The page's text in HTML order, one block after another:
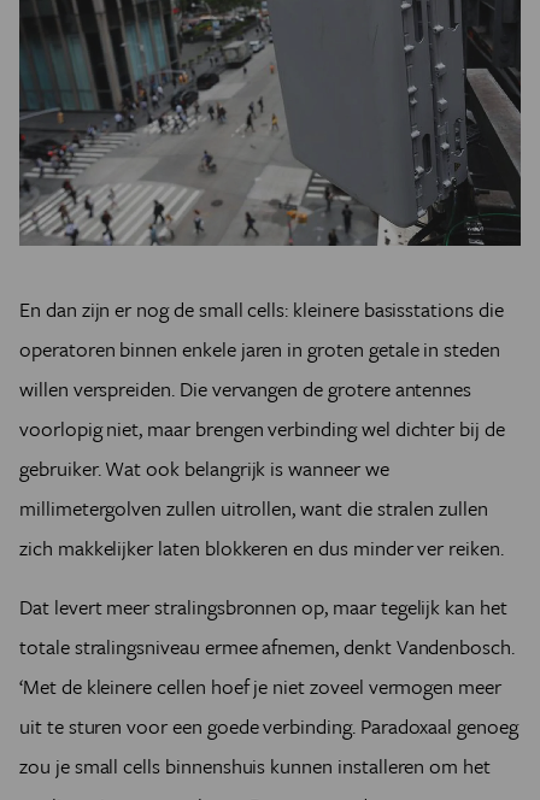
En dan zijn er nog de small cells: kleinere basisstations die
operatoren binnen enkele jaren in groten getale in steden
willen verspreiden. Die vervangen de grotere antennes
voorlopig niet, maar brengen verbinding wel dichter bij de
gebruiker. Wat ook belangrijk is wanneer we
millimetergolven zullen uitrollen, want die stralen zullen
zich makkelijker laten blokkeren en dus minder ver reiken.
Dat levert meer stralingsbronnen op, maar tegelijk kan het
totale stralingsniveau ermee afnemen, denkt Vandenbosch.
‘Met de kleinere cellen hoef je niet zoveel vermogen meer
uit te sturen voor een goede verbinding. Paradoxaal genoeg
zou je small cells binnenshuis kunnen installeren om het